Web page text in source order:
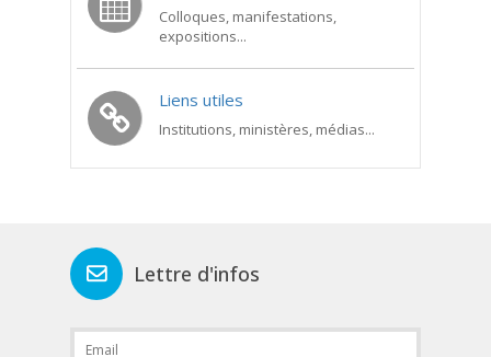
Colloques, manifestations,
expositions...
Liens utiles
Institutions, ministères, médias...
Lettre d'infos